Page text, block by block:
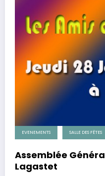
EVENEMENTS SALLE DES FÊTES
Assemblée
Lagastet